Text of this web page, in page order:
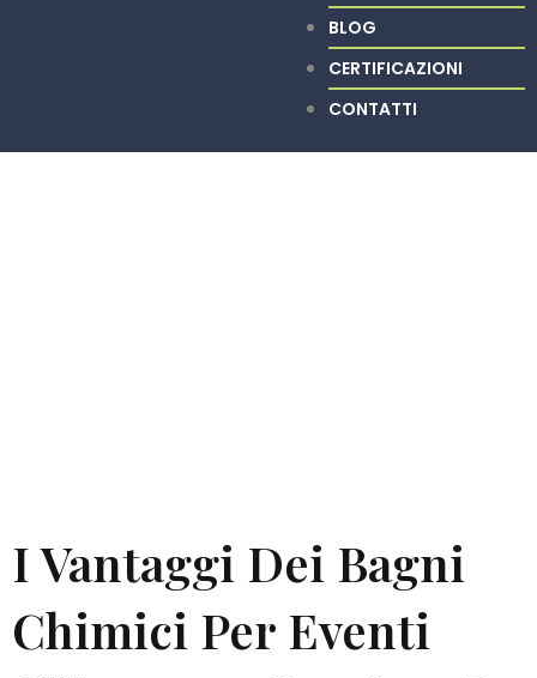
BLOG
CERTIFICAZIONI
CONTATTI
I Vantaggi Dei Bagni
Chimici Per Eventi